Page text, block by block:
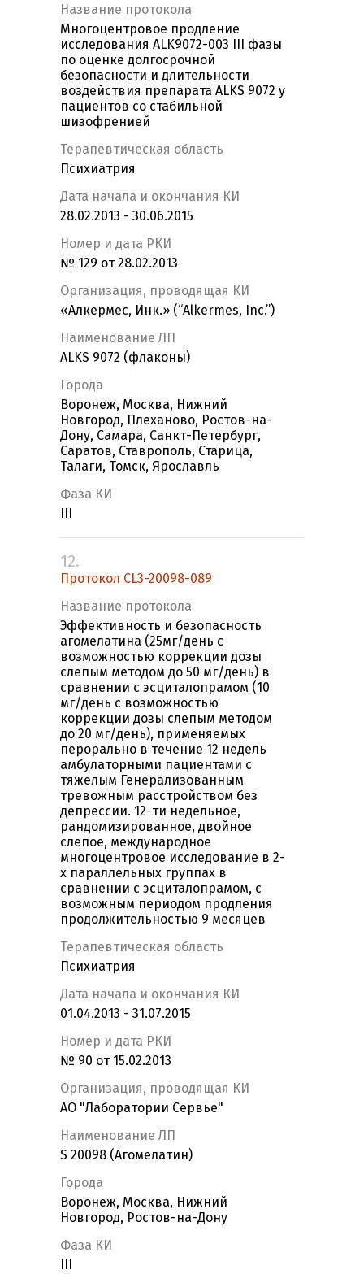
Название протокола
Многоцентровое продление
исследования ALK9072-003 III фазы
по оценке долгосрочной
безопасности и длительности
воздействия препарата ALKS 9072 у
пациентов со стабильной
шизофренией
Терапевтическая область
Психиатрия
Дата начала и окончания КИ
28.02.2013 - 30.06.2015
Номер и дата РКИ
№ 129 от 28.02.2013
Организация, проводящая КИ
«Алкермес, Инк.» (“Alkermes, Inc.”)
Наименование ЛП
ALKS 9072 (флаконы)
Города
Воронеж, Москва, Нижний
Новгород, Плеханово, Ростов-на-
Дону, Самара, Санкт-Петербург,
Саратов, Ставрополь, Старица,
Талаги, Томск, Ярославль
Фаза КИ
12.
Протокол CL3-20098-089
Название протокола
Эффективность и безопасность
агомелатина (25мг/день с
возможностью коррекции дозы
слепым методом до 50 мг/день) в
сравнении с эсциталопрамом (10
мг/день с возможностью
коррекции дозы слепым методом
до 20 мг/день), применяемых
перорально в течение 12 недель
амбулаторными пациентами с
тяжелым Генерализованным
тревожным расстройством без
депрессии. 12-ти недельное,
рандомизированное, двойное
слепое, международное
многоцентровое исследование в 2-
х параллельных группах в
сравнении с эсциталопрамом, с
возможным периодом продления
продолжительностью 9 месяцев
Терапевтическая область
Психиатрия
Дата начала и окончания КИ
01.04.2013 - 31.07.2015
Номер и дата РКИ
№ 90 от 15.02.2013
Организация, проводящая КИ
АО "Лаборатории Сервье"
Наименование ЛП
S 20098 (Агомелатин)
Города
Воронеж, Москва, Нижний
Новгород, Ростов-на-Дону
Фаза КИ